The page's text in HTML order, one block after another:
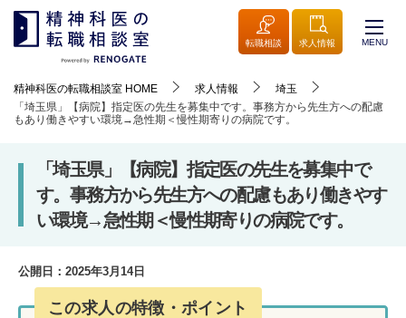
転職相談 求人情報 MENU
精神科医の転職相談室 HOME 求人情報
埼玉
「埼玉県」【病院】指定医の先生を募集中です。事務方から先生方への配慮
もあり働きやすい環境→急性期＜慢性期寄りの病院です。
「埼玉県」【病院】指定医の先生を募集中で
す。事務方から先生方への配慮もあり働きやす
い環境→急性期＜慢性期寄りの病院です。
公開日： 2025年3月14日
この求人の特徴・ポイント